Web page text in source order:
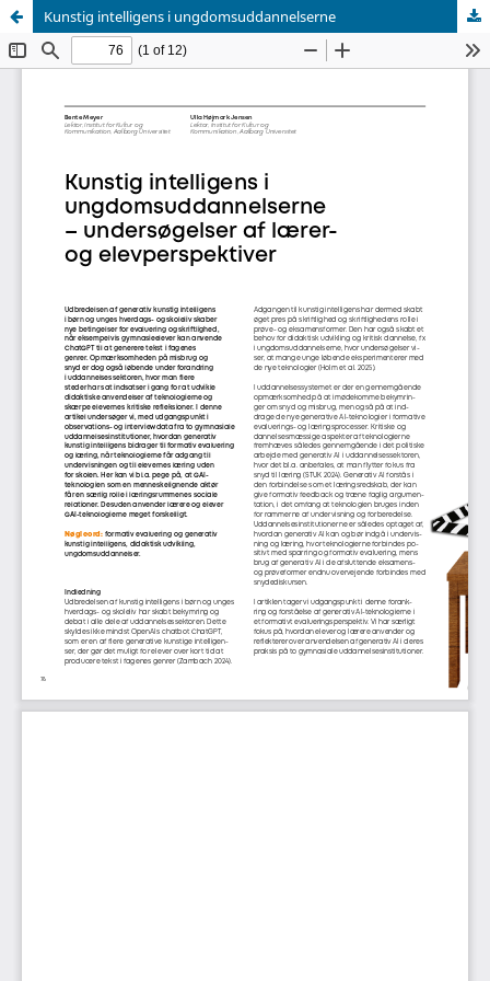
Kunstig intelligens i ungdomsuddannelserne